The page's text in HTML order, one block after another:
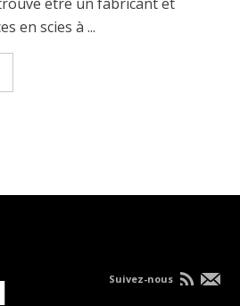
en scies à ...
Suivez-nous